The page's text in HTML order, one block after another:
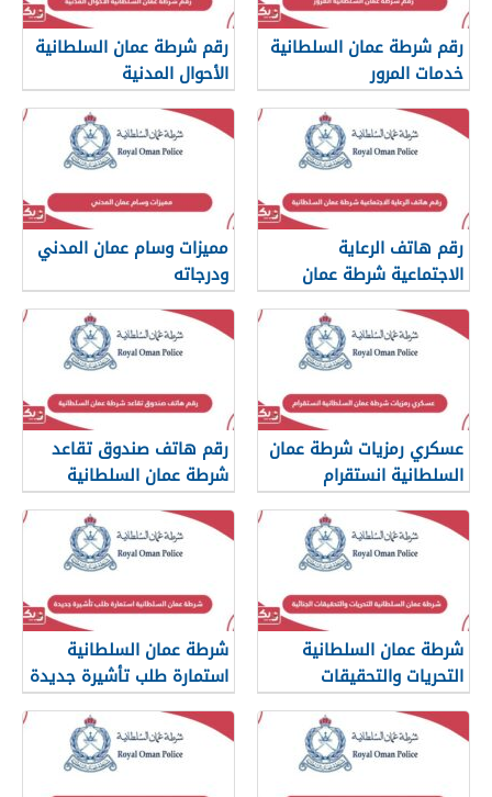
رقم شرطة عمان السلطانية
خدمات المرور
رقم شرطة عمان السلطانية
الأحوال المدنية
رقم هاتف الرعاية
الاجتماعية شرطة عمان
السلطانية
مميزات وسام عمان المدني
ودرجاته
عسكري رمزيات شرطة عمان
السلطانية انستقرام
رقم هاتف صندوق تقاعد
شرطة عمان السلطانية
شرطة عمان السلطانية
التحريات والتحقيقات
الجنائية
شرطة عمان السلطانية
استمارة طلب تأشيرة جديدة